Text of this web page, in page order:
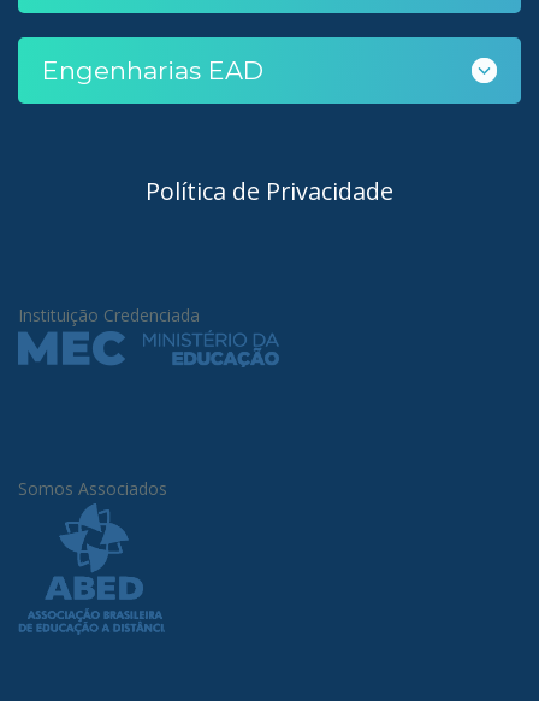
Engenharias EAD
Política de Privacidade
Instituição Credenciada
Somos Associados